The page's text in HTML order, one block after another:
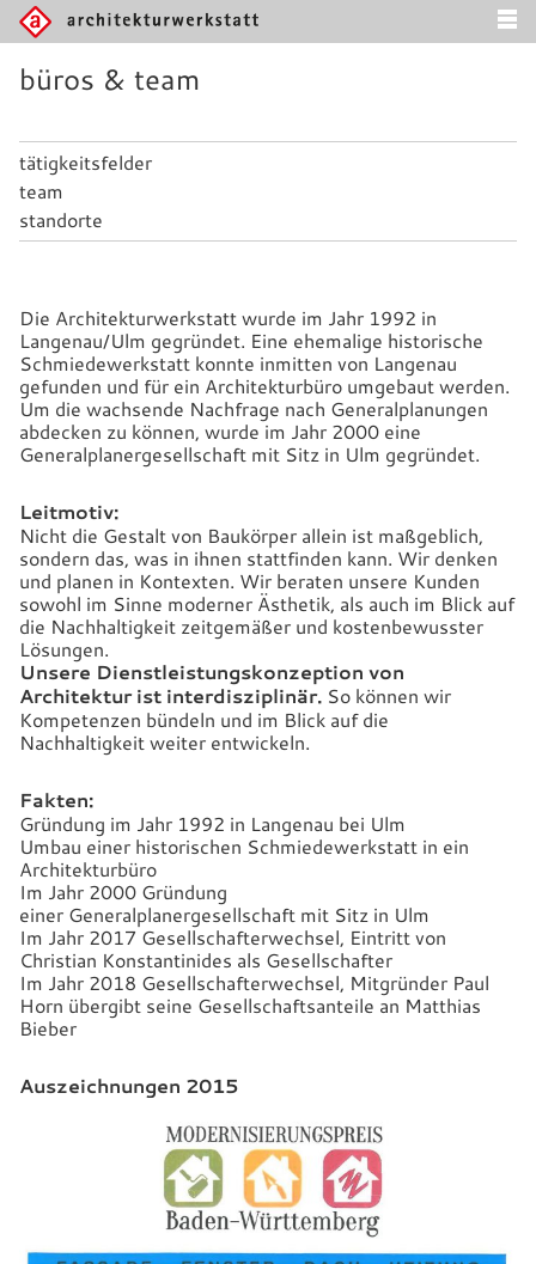
büros & team
tätigkeitsfelder
team
standorte
Die Architekturwerkstatt wurde im Jahr 1992 in
Langenau/Ulm gegründet. Eine ehemalige historische
Schmiedewerkstatt konnte inmitten von Langenau
gefunden und für ein Architekturbüro umgebaut werden.
Um die wachsende Nachfrage nach Generalplanungen
abdecken zu können, wurde im Jahr 2000 eine
Generalplanergesellschaft mit Sitz in Ulm gegründet.
Leitmotiv:
Nicht die Gestalt von Baukörper allein ist maßgeblich,
sondern das, was in ihnen stattfinden kann. Wir denken
und planen in Kontexten. Wir beraten unsere Kunden
sowohl im Sinne moderner Ästhetik, als auch im Blick auf
die Nachhaltigkeit zeitgemäßer und kostenbewusster
Lösungen.
Unsere Dienstleistungskonzeption von
Architektur ist interdisziplinär. So können wir
Kompetenzen bündeln und im Blick auf die
Nachhaltigkeit weiter entwickeln.
Fakten:
Gründung im Jahr 1992 in Langenau bei Ulm
Umbau einer historischen Schmiedewerkstatt in ein
Architekturbüro
Im Jahr 2000 Gründung
einer Generalplanergesellschaft mit Sitz in Ulm
Im Jahr 2017 Gesellschafterwechsel, Eintritt von
Christian Konstantinides als Gesellschafter
Im Jahr 2018 Gesellschafterwechsel, Mitgründer Paul
Horn übergibt seine Gesellschaftsanteile an Matthias
Bieber
Auszeichnungen 2015